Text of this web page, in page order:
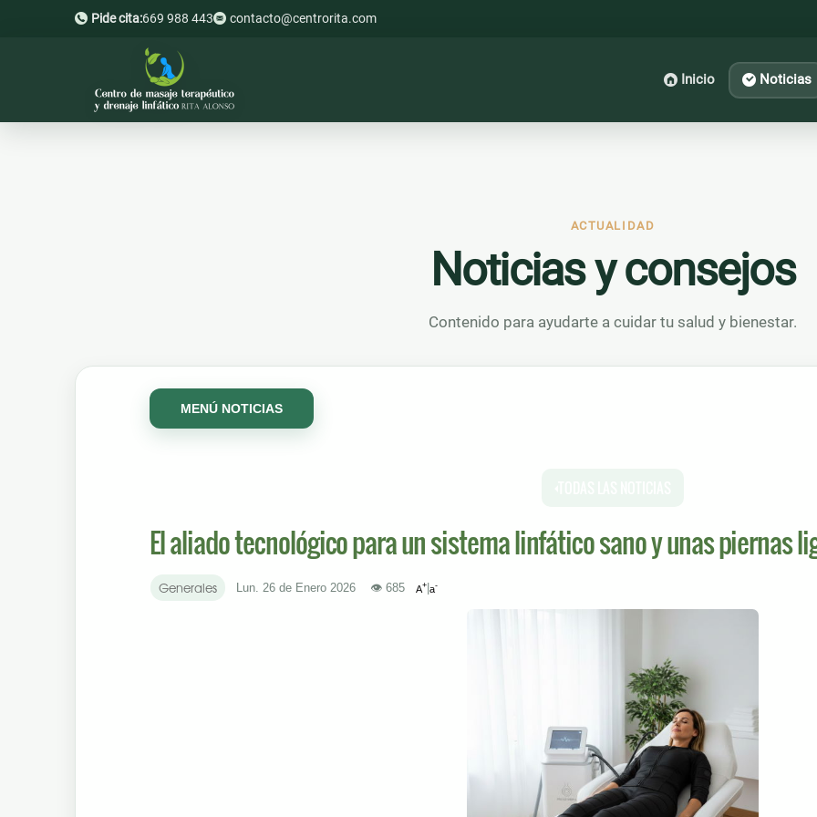
Pide cita:669 988 443 contacto@centrorita.com
Inicio Noticias
ACTUALIDAD
Noticias y consejos
Contenido para ayudarte a cuidar tu salud y bienestar.
MENÚ NOTICIAS
El aliado tecnológico para un sistema linfático sano y unas piernas
Generales Lun. 26 de Enero 2026 👁 685 A+| a-